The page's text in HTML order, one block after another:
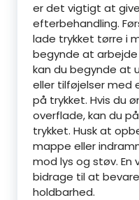
er det vigtigt at
efterbehandling.
lade trykket tørre i
begynde at
kan du begynde at
eller tilføjelser med
på trykket. Hvis du
overflade, kan du
trykket. Husk at
mappe eller
mod lys og støv. En
bidrage til at
holdbarhed.